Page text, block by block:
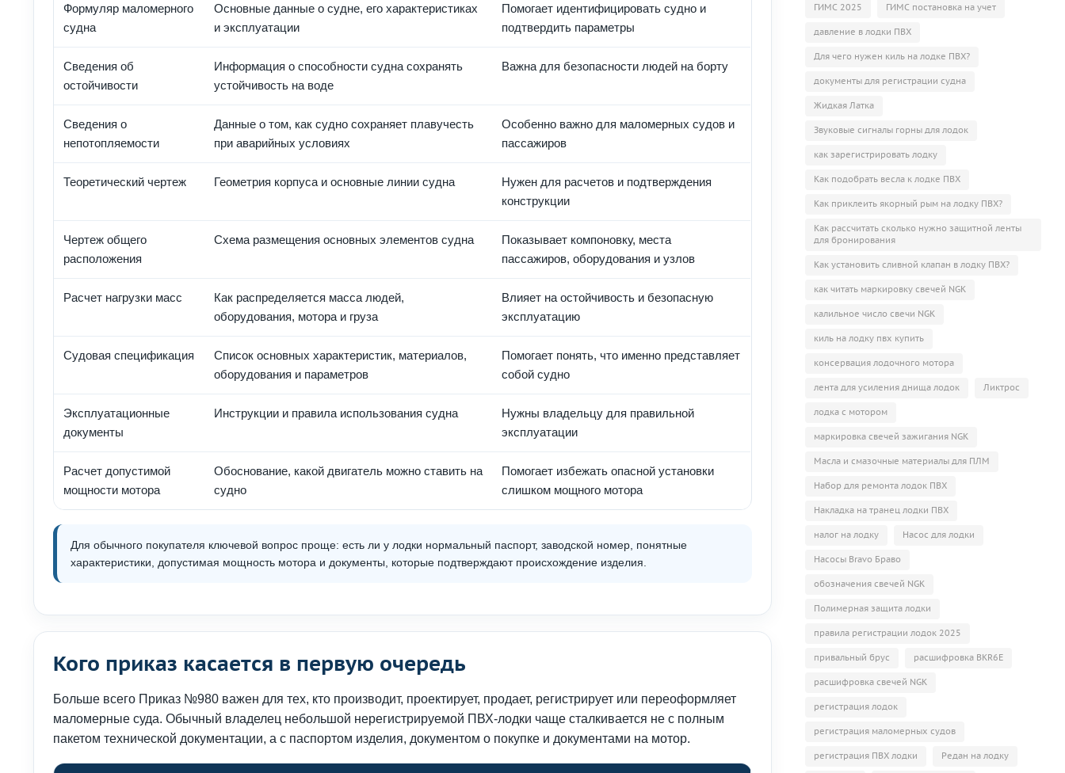
Формуляр маломерного
судна
Основные данные о судне, его характеристиках
и эксплуатации
Помогает идентифицировать судно и
подтвердить параметры
Сведения об
остойчивости
Информация о способности судна сохранять
устойчивость на воде
Важна для безопасности людей на борту
Сведения о
непотопляемости
Данные о том, как судно сохраняет плавучесть
при аварийных условиях
Особенно важно для маломерных судов и
пассажиров
Теоретический чертеж Геометрия корпуса и основные линии судна
Нужен для расчетов и подтверждения
конструкции
Чертеж общего
расположения
Схема размещения основных элементов судна
Показывает компоновку, места
пассажиров, оборудования и узлов
Расчет нагрузки масс
Как распределяется масса людей,
оборудования, мотора и груза
Влияет на остойчивость и безопасную
эксплуатацию
Судовая спецификация
Список основных характеристик, материалов,
оборудования и параметров
Помогает понять, что именно представляет
собой судно
Эксплуатационные
документы
Инструкции и правила использования судна
Нужны владельцу для правильной
эксплуатации
Расчет допустимой
мощности мотора
Обоснование, какой двигатель можно ставить на
судно
Помогает избежать опасной установки
слишком мощного мотора
Для обычного покупателя ключевой вопрос проще: есть ли у лодки нормальный паспорт, заводской номер, понятные
характеристики, допустимая мощность мотора и документы, которые подтверждают происхождение изделия.
Кого приказ касается в первую очередь
Больше всего Приказ №980 важен для тех, кто производит, проектирует, продает, регистрирует или переоформляет
маломерные суда. Обычный владелец небольшой нерегистрируемой ПВХ-лодки чаще сталкивается не с полным
пакетом технической документации, а с паспортом изделия, документом о покупке и документами на мотор.
ГИМС 2025 ГИМС постановка на учет
давление в лодки ПВХ
Для чего нужен киль на лодке ПВХ?
документы для регистрации судна
Жидкая Латка
Звуковые сигналы горны для лодок
как зарегистрировать лодку
Как подобрать весла к лодке ПВХ
Как приклеить якорный рым на лодку ПВХ?
Как рассчитать сколько нужно защитной ленты
для бронирования
Как установить сливной клапан в лодку ПВХ?
как читать маркировку свечей NGK
калильное число свечи NGK
киль на лодку пвх купить
консервация лодочного мотора
лента для усиления днища лодок Ликтрос
лодка с мотором
маркировка свечей зажигания NGK
Масла и смазочные материалы для ПЛМ
Набор для ремонта лодок ПВХ
Накладка на транец лодки ПВХ
налог на лодку Насос для лодки
Насосы Bravo Браво
обозначения свечей NGK
Полимерная защита лодки
правила регистрации лодок 2025
привальный брус расшифровка BKR6E
расшифровка свечей NGK
регистрация лодок
регистрация маломерных судов
регистрация ПВХ лодки Редан на лодку